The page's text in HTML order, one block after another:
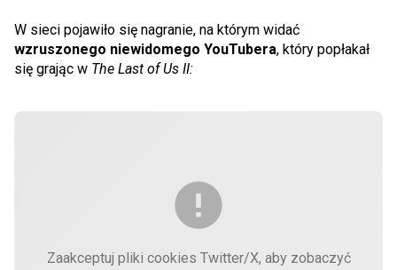
W sieci pojawiło się nagranie, na którym widać
wzruszonego niewidomego YouTubera, który popłakał
się grając w The Last of Us II:
Zaakceptuj pliki cookies Twitter/X, aby zobaczyć